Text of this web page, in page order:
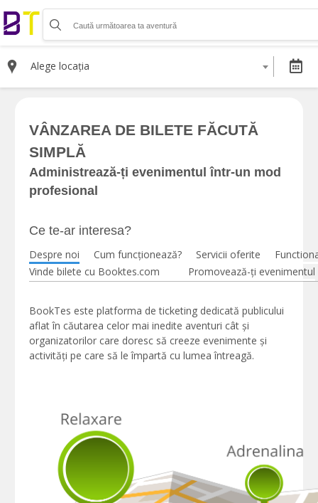
Alege locația
Organizează-ți activitatea
Listează-ți activitatea
Vinde bilete cu Booktes.com
Aplicația de control access
DESPRE NOI
Despre noi
Termeni și condiții pentru cumpărătorii de bilete
Termeni și condiții pentru organizatorii de evenimente
Politica de Confidențialitate
Selectează moneda
VÂNZAREA DE BILETE FĂCUTĂ
SIMPLĂ
Administrează-ți evenimentul într-un mod
profesional
Ce te-ar interesa?
Despre noi Cum funcționează? Servicii oferite
Vinde bilete cu Booktes.com
Promovează-ți evenimentul
BookTes este platforma de ticketing dedicată publicului
aflat în căutarea celor mai inedite aventuri cât și
organizatorilor care doresc să creeze evenimente și
activități pe care să le împartă cu lumea întreagă.